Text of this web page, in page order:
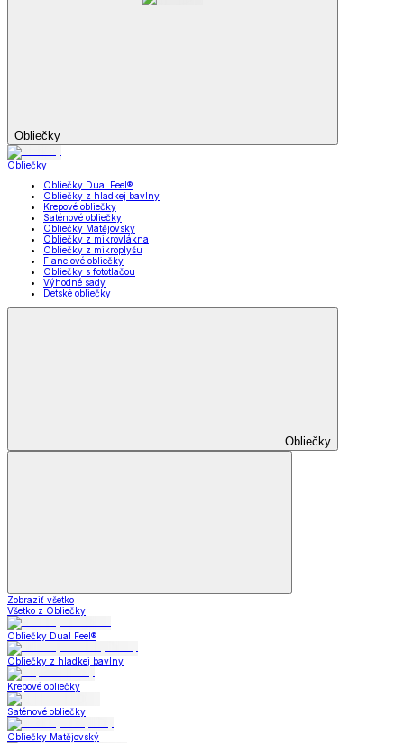
Obliečky
Obliečky
Obliečky Dual Feel®
Obliečky z hladkej bavlny
Krepové obliečky
Saténové obliečky
Obliečky Matějovský
Obliečky z mikrovlákna
Obliečky z mikroplyšu
Flanelové obliečky
Obliečky s fototlačou
Výhodné sady
Detské obliečky
Obliečky
Zobraziť všetko
Všetko z Obliečky
Obliečky Dual Feel®
Obliečky z hladkej bavlny
Krepové obliečky
Saténové obliečky
Obliečky Matějovský